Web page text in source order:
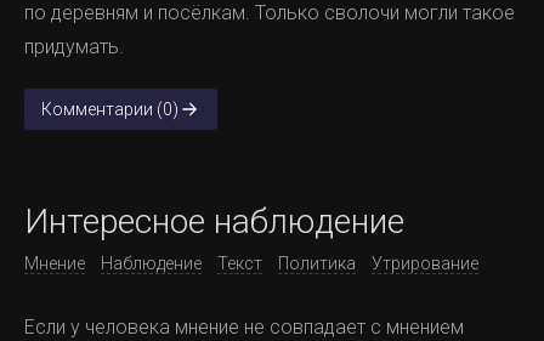
по деревням и посёлкам. Только сволочи могли такое
придумать.
Комментарии (0)
Интересное наблюдение
Мнение Наблюдение Текст Политика Утрирование
Если у человека мнение не совпадает с мнением